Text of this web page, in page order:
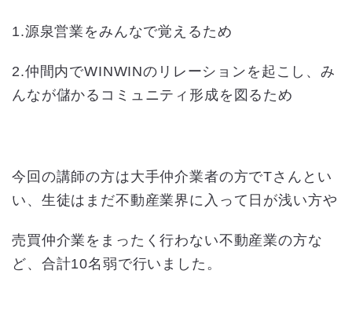
1.源泉営業をみんなで覚えるため
2.仲間内でWINWINのリレーションを起こし、み
んなが儲かるコミュニティ形成を図るため
今回の講師の方は大手仲介業者の方でTさんとい
い、生徒はまだ不動産業界に入って日が浅い方や
売買仲介業をまったく行わない不動産業の方な
ど、合計10名弱で行いました。